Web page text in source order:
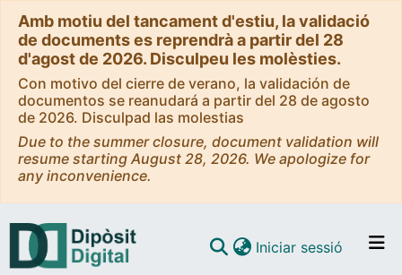
Amb motiu del tancament d'estiu, la validació
de documents es reprendrà a partir del 28
d'agost de 2026. Disculpeu les molèsties.
Con motivo del cierre de verano, la validación de
documentos se reanudará a partir del 28 de agosto
de 2026. Disculpad las molestias
Due to the summer closure, document validation will
resume starting August 28, 2026. We apologize for
any inconvenience.
Iniciar sessió (current)